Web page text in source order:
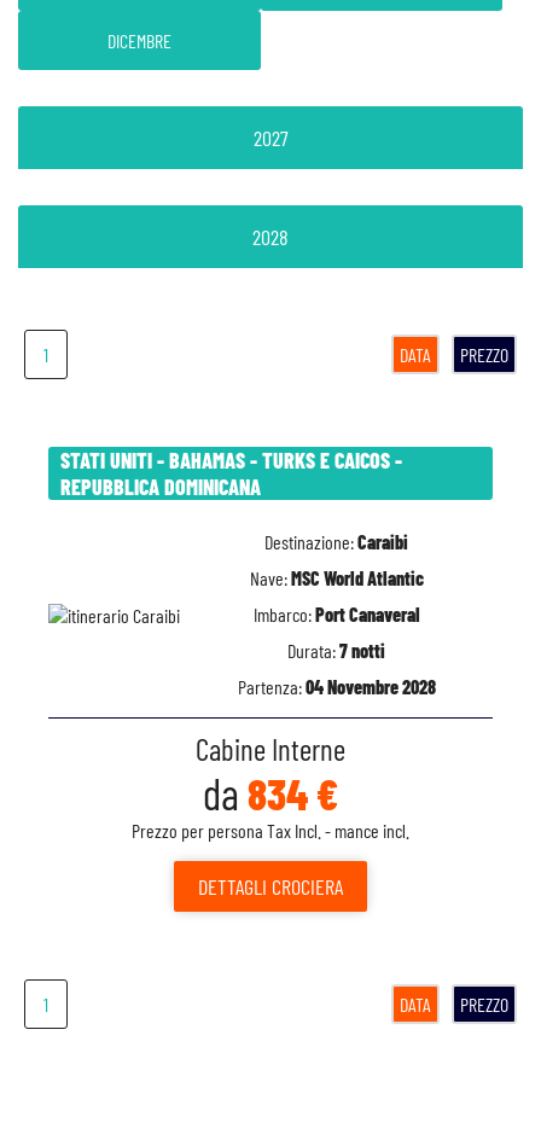
1 DATA PREZZO
STATI UNITI - BAHAMAS - TURKS E CAICOS -
REPUBBLICA DOMINICANA
Destinazione:Caraibi
Nave:MSC World Atlantic
Imbarco:Port Canaveral
Durata:7 notti
Partenza:04 Novembre 2028
Cabine Interne
da 834 €
Prezzo per persona Tax Incl. - mance incl.
DETTAGLI CROCIERA
1 DATA PREZZO
DICEMBRE
2027
2028